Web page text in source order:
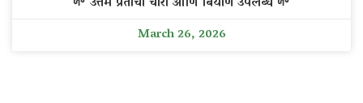
March 26, 2026